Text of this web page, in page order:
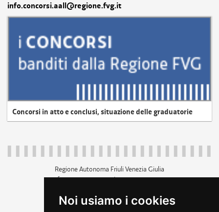
Noi usiamo i cookies
info.concorsi.aall@regione.fvg.it
Concorsi in atto e conclusi, situazione delle graduatorie
Regione Autonoma Friuli Venezia Giulia
c.f. 80014930327; p.iva 00526040324
+39 040 3771111